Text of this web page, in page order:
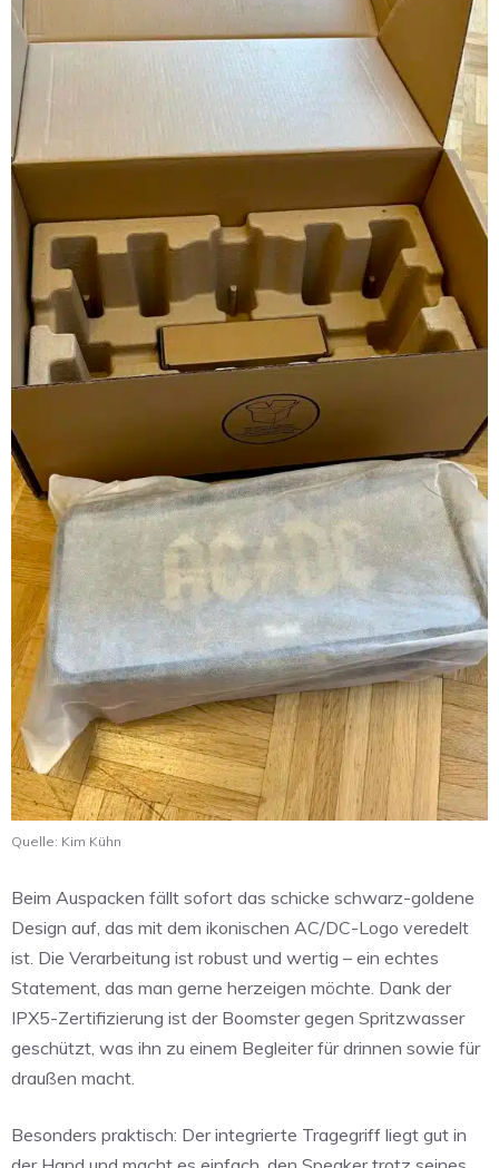
Quelle: Kim Kühn
Beim Auspacken fällt sofort das schicke schwarz-goldene
Design auf, das mit dem ikonischen AC/DC-Logo veredelt
ist. Die Verarbeitung ist robust und wertig – ein echtes
Statement, das man gerne herzeigen möchte. Dank der
IPX5-Zertifizierung ist der Boomster gegen Spritzwasser
geschützt, was ihn zu einem Begleiter für drinnen sowie für
draußen macht.
Besonders praktisch: Der integrierte Tragegriff liegt gut in